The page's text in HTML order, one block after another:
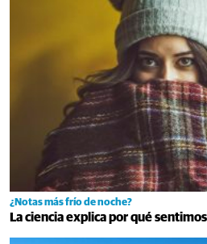
¿Notas más frío de noche?
La ciencia explica por qué